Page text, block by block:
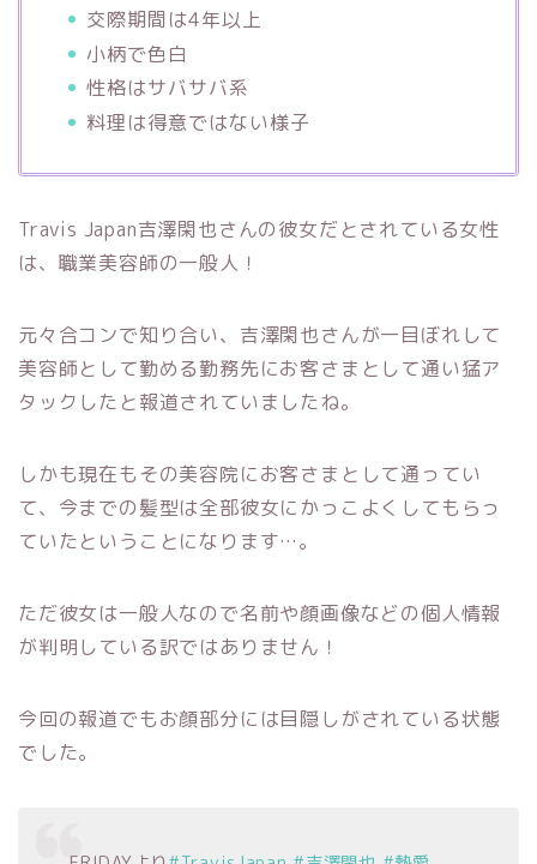
交際期間は4年以上
小柄で色白
性格はサバサバ系
料理は得意ではない様子
Travis Japan吉澤閑也さんの彼女だとされている女性
は、職業美容師の一般人！
元々合コンで知り合い、吉澤閑也さんが一目ぼれして
美容師として勤める勤務先にお客さまとして通い猛ア
タックしたと報道されていましたね。
しかも現在もその美容院にお客さまとして通ってい
て、今までの髪型は全部彼女にかっこよくしてもらっ
ていたということになります…。
ただ彼女は一般人なので名前や顔画像などの個人情報
が判明している訳ではありません！
今回の報道でもお顔部分には目隠しがされている状態
でした。